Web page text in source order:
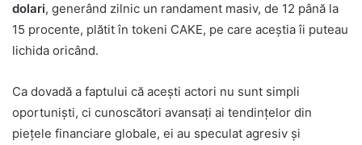
dolari, generând zilnic un randament masiv, de 12 până la
15 procente, plătit în tokeni CAKE, pe care aceștia îi puteau
lichida oricând.
Ca dovadă a faptului că acești actori nu sunt simpli
oportuniști, ci cunoscători avansați ai tendințelor din
piețele financiare globale, ei au speculat agresiv și